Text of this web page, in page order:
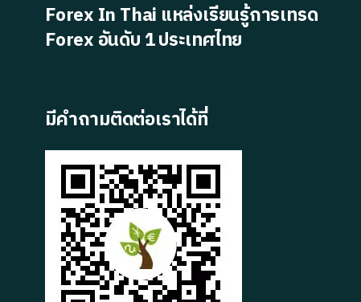
Forex In Thai แหล่งเรียนรู้การเทรด
Forex อันดับ 1 ประเทศไทย
มีคำถามติดต่อเราได้ที่